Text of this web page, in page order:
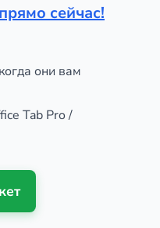
сейчас!
они вам
Tab Pro /